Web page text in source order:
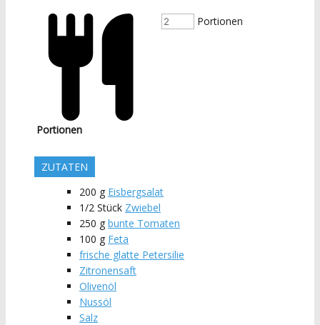
Portionen
Portionen
ZUTATEN
200 g Eisbergsalat
1/2 Stück Zwiebel
250 g bunte Tomaten
100 g Feta
frische glatte Petersilie
Zitronensaft
Olivenöl
Nussöl
Salz